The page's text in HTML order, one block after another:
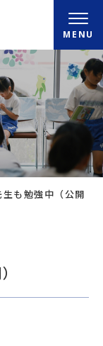
MENU
生も勉強中（公開